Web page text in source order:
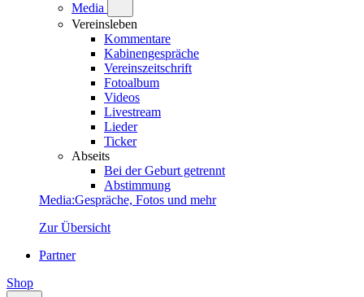
Media
Vereinsleben
Kommentare
Kabinengespräche
Vereinszeitschrift
Fotoalbum
Videos
Livestream
Lieder
Ticker
Abseits
Bei der Geburt getrennt
Abstimmung
Media:Gespräche, Fotos und mehr
Zur Übersicht
Partner
Shop